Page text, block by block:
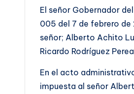
El señor Gobernador
005 del 7 de febrero de
señor; Alberto Achito
Ricardo Rodríguez
En el acto
impuesta al señor